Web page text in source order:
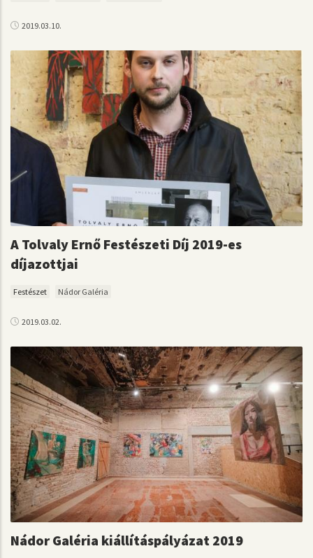
2019.03.10.
A Tolvaly Ernő Festészeti Díj 2019-es
díjazottjai
Festészet Nádor Galéria
2019.03.02.
Nádor Galéria kiállításpályázat 2019